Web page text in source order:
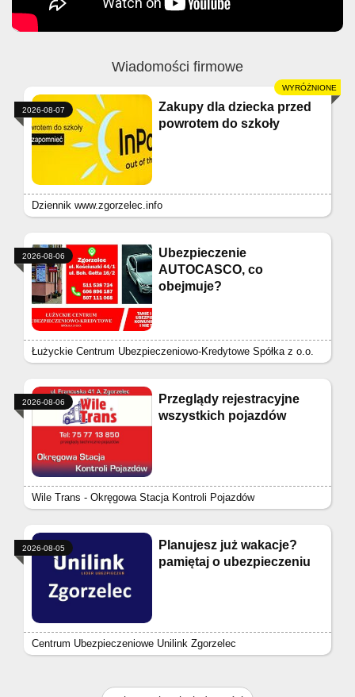
Wiadomości firmowe
Zakupy dla dziecka przed
powrotem do szkoły
Dziennik www.zgorzelec.info
2026-08-07
Ubezpieczenie
AUTOCASCO, co
obejmuje?
Łużyckie Centrum Ubezpieczeniowo-Kredytowe Spółka z o.o.
2026-08-06
Przeglądy rejestracyjne
wszystkich pojazdów
Wile Trans - Okręgowa Stacja Kontroli Pojazdów
2026-08-06
Planujesz już wakacje?
pamiętaj o ubezpieczeniu
Centrum Ubezpieczeniowe Unilink Zgorzelec
2026-08-05